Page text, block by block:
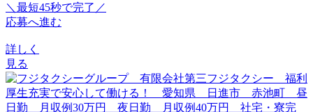
＼最短45秒で完了／
応募へ進む
詳しく
見る